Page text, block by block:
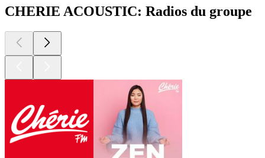
CHERIE ACOUSTIC: Radios du groupe